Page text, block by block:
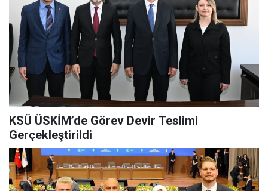
KSÜ ÜSKİM’de Görev Devir Teslimi
Gerçekleştirildi